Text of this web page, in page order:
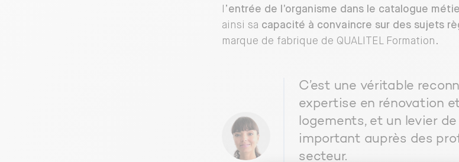
l’entrée de l’organisme dans le catalogue
ainsi sa capacité à convaincre sur des sujets
marque de fabrique de QUALITEL Formation.
C’est une véritable
expertise en rénovation
logements, et un levier
important auprès des
secteur.